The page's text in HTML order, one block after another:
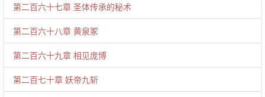
第二百六十七章 圣体传承的秘术
第二百六十八章 黄泉冢
第二百六十九章 相见庞博
第二百七十章 妖帝九斩